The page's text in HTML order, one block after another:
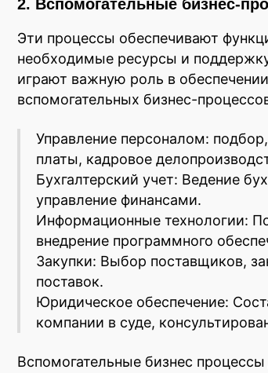
2. Вспомогательные бизнес-
Эти процессы обеспечивают
необходимые ресурсы и
играют важную роль в
вспомогательных бизнес-
Управление персоналом:
платы, кадровое
Бухгалтерский учет: Ведение
управление финансами.
Информационные технологии:
внедрение программного
Закупки: Выбор поставщиков,
поставок.
Юридическое обеспечение:
компании в суде,
Вспомогательные бизнес